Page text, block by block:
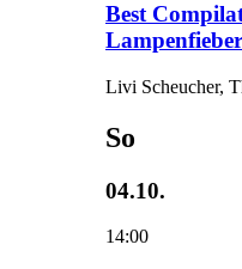
Best
Livi Scheucher,
So
04.10.
14:00